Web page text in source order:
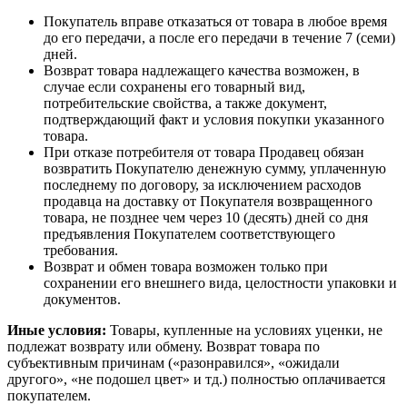
Покупатель вправе отказаться от товара в любое время
до его передачи, а после его передачи в течение 7 (семи)
дней.
Возврат товара надлежащего качества возможен, в
случае если сохранены его товарный вид,
потребительские свойства, а также документ,
подтверждающий факт и условия покупки указанного
товара.
При отказе потребителя от товара Продавец обязан
возвратить Покупателю денежную сумму, уплаченную
последнему по договору, за исключением расходов
продавца на доставку от Покупателя возвращенного
товара, не позднее чем через 10 (десять) дней со дня
предъявления Покупателем соответствующего
требования.
Возврат и обмен товара возможен только при
сохранении его внешнего вида, целостности упаковки и
документов.
Иные условия: Товары, купленные на условиях уценки, не
подлежат возврату или обмену. Возврат товара по
субъективным причинам («разонравился», «ожидали
другого», «не подошел цвет» и тд.) полностью оплачивается
покупателем.